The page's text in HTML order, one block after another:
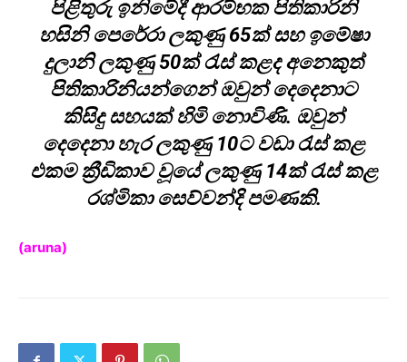
පිළිතුරු ඉනිමේදී ආරම්භක පිතිකාරිනි
හසිනි පෙරේරා ලකුණු 65ක් සහ ඉමේෂා
දුලානි ලකුණු 50ක් රැස් කළද අනෙකුත්
පිතිකාරිනියන්ගෙන් ඔවුන් දෙදෙනාට
කිසිදු සහයක් හිමි නොවිණි. ඔවුන්
දෙදෙනා හැර ලකුණු 10ට වඩා රැස් කළ
එකම ක්‍රීඩිකාව වූයේ ලකුණු 14ක් රැස් කළ
රශ්මිකා සෙව්වන්දි පමණකි.
(aruna)